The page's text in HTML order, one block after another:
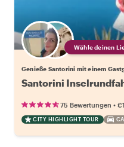
Wähle deinen
Genieße Santorini mit einem
Santorini
75 Bewertungen •
CITY HIGHLIGHT TOUR